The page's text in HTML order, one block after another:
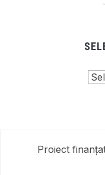
Proiect